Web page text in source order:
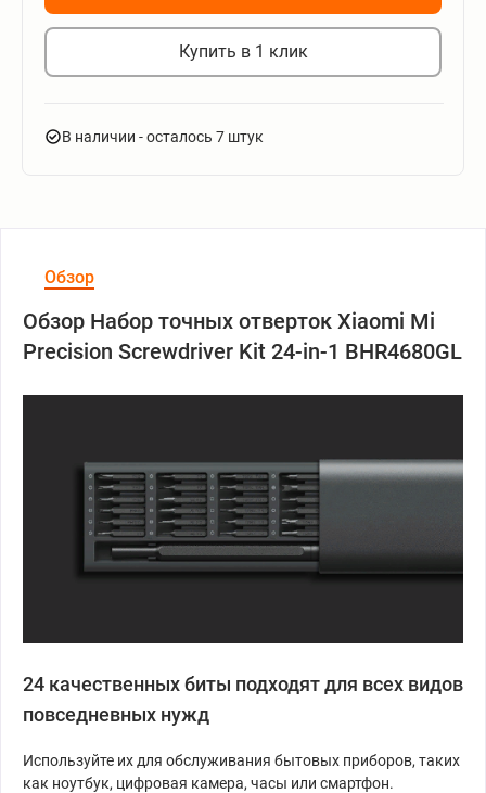
Купить в 1 клик
В наличии - осталось 7 штук
Обзор
Обзор Набор точных отверток Xiaomi Mi
Precision Screwdriver Kit 24-in-1 BHR4680GL
24 качественных биты подходят для всех видов
повседневных нужд
Используйте их для обслуживания бытовых приборов, таких
как ноутбук, цифровая камера, часы или смартфон.